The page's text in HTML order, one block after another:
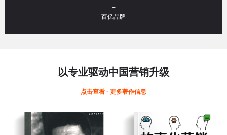
=
百亿品牌
以专业驱动中国营销升级
点击查看 · 更多著作信息